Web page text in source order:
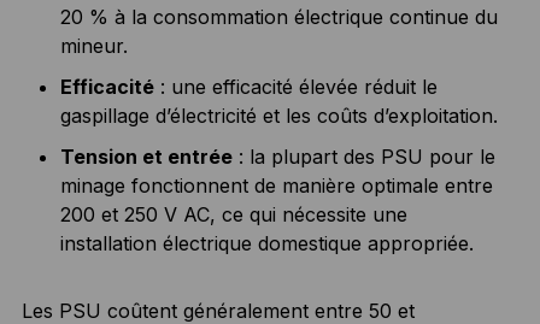
20 % à la consommation électrique continue du
mineur.
Efficacité: une efficacité élevée réduit le
gaspillage d’électricité et les coûts d’exploitation.
Tension et entrée: la plupart des PSU pour le
minage fonctionnent de manière optimale entre
200 et 250 V AC, ce qui nécessite une
installation électrique domestique appropriée.
Les PSU coûtent généralement entre 50 et